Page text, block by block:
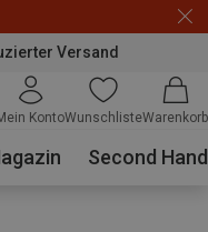
Versand
KontoWunschlisteWarenkorb
Second Hand